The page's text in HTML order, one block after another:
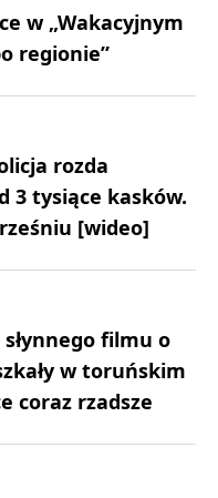
w „Wakacyjnym
regionie”
rozda
3 tysiące kasków.
[wideo]
filmu o
w toruńskim
coraz rzadsze